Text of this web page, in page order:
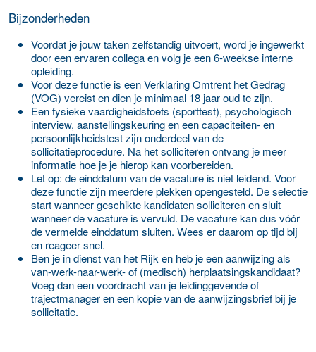
Bijzonderheden
Voordat je jouw taken zelfstandig uitvoert, word je ingewerkt
door een ervaren collega en volg je een 6-weekse interne
opleiding.
Voor deze functie is een Verklaring Omtrent het Gedrag
(VOG) vereist en dien je minimaal 18 jaar oud te zijn.
Een fysieke vaardigheidstoets (sporttest), psychologisch
interview, aanstellingskeuring en een capaciteiten- en
persoonlijkheidstest zijn onderdeel van de
sollicitatieprocedure. Na het solliciteren ontvang je meer
informatie hoe je je hierop kan voorbereiden.
Let op: de einddatum van de vacature is niet leidend. Voor
deze functie zijn meerdere plekken opengesteld. De selectie
start wanneer geschikte kandidaten solliciteren en sluit
wanneer de vacature is vervuld. De vacature kan dus vóór
de vermelde einddatum sluiten. Wees er daarom op tijd bij
en reageer snel.
Ben je in dienst van het Rijk en heb je een aanwijzing als
van-werk-naar-werk- of (medisch) herplaatsingskandidaat?
Voeg dan een voordracht van je leidinggevende of
trajectmanager en een kopie van de aanwijzingsbrief bij je
sollicitatie.